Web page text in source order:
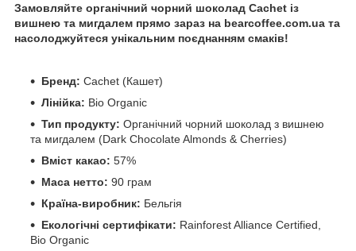
Замовляйте органічний чорний шоколад Cachet із
вишнею та мигдалем прямо зараз на bearcoffee.com.ua та
насолоджуйтеся унікальним поєднанням смаків!
Бренд: Cachet (Кашет)
Лінійка: Bio Organic
Тип продукту: Органічний чорний шоколад з вишнею
та мигдалем (Dark Chocolate Almonds & Cherries)
Вміст какао: 57%
Маса нетто: 90 грам
Країна-виробник: Бельгія
Екологічні сертифікати: Rainforest Alliance Certified,
Bio Organic